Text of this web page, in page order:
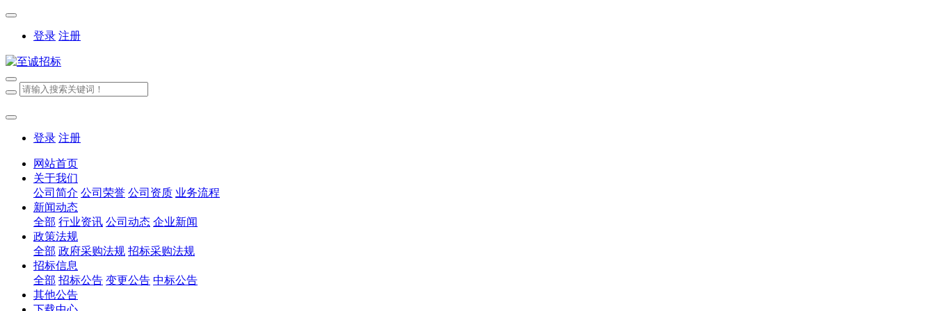
登录 注册
登录 注册
网站首页
关于我们
公司简介 公司荣誉 公司资质 业务流程
新闻动态
全部 行业资讯 公司动态 企业新闻
政策法规
全部 政府采购法规 招标采购法规
招标信息
全部 招标公告 变更公告 中标公告
其他公告